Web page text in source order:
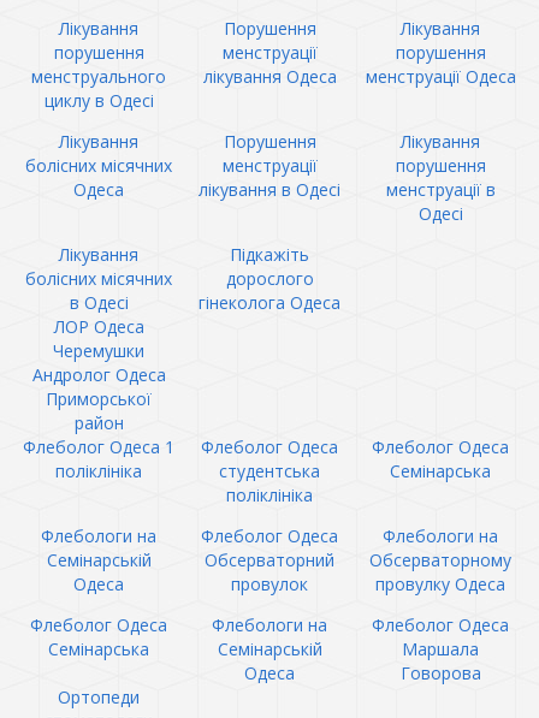
Лікування
порушення
менструального
циклу в Одесі
Порушення
менструації
лікування Одеса
Лікування
порушення
менструації Одеса
Лікування
болісних місячних
Одеса
Порушення
менструації
лікування в Одесі
Лікування
порушення
менструації в
Одесі
Лікування
болісних місячних
в Одесі
Підкажіть
дорослого
гінеколога Одеса
ЛОР Одеса
Черемушки
Андролог Одеса
Приморської
район
Флеболог Одеса 1
поліклініка
Флеболог Одеса
студентська
поліклініка
Флеболог Одеса
Семінарська
Флебологи на
Семінарській
Одеса
Флеболог Одеса
Обсерваторний
провулок
Флебологи на
Обсерваторному
провулку Одеса
Флеболог Одеса
Семінарська
Флебологи на
Семінарській
Одеса
Флеболог Одеса
Маршала
Говорова
Ортопеди